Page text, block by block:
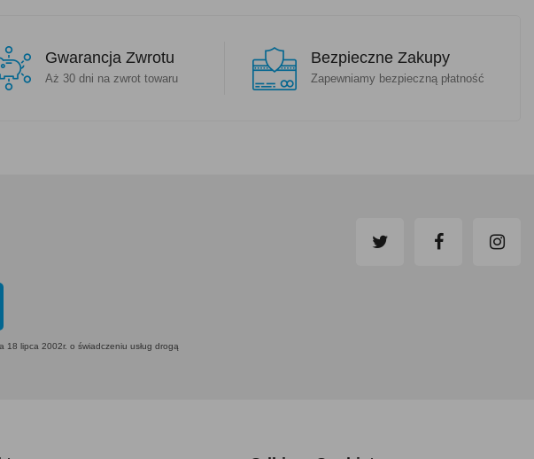
Gwarancja Zwrotu
Aż 30 dni na zwrot towaru
Bezpieczne Zakupy
Zapewniamy bezpieczną płatność
lipca 2002r. o świadczeniu usług drogą